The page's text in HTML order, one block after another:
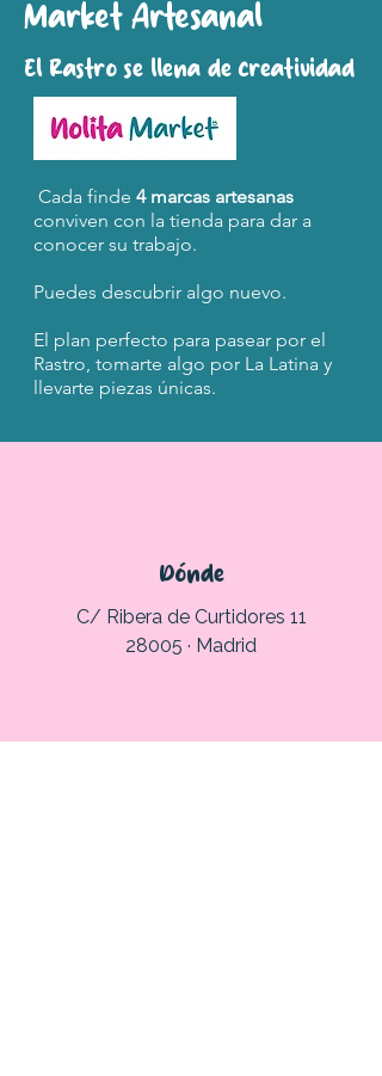
Market Artesanal
El Rastro se llena de creatividad
Cada finde 4 marcas artesanas
conviven con la tienda para dar a
conocer su trabajo.
Puedes descubrir algo nuevo.
El plan perfecto para pasear por el
Rastro, tomarte algo por La Latina y
llevarte piezas únicas.
Dónde
C/ Ribera de Curtidores 11
28005 · Madrid